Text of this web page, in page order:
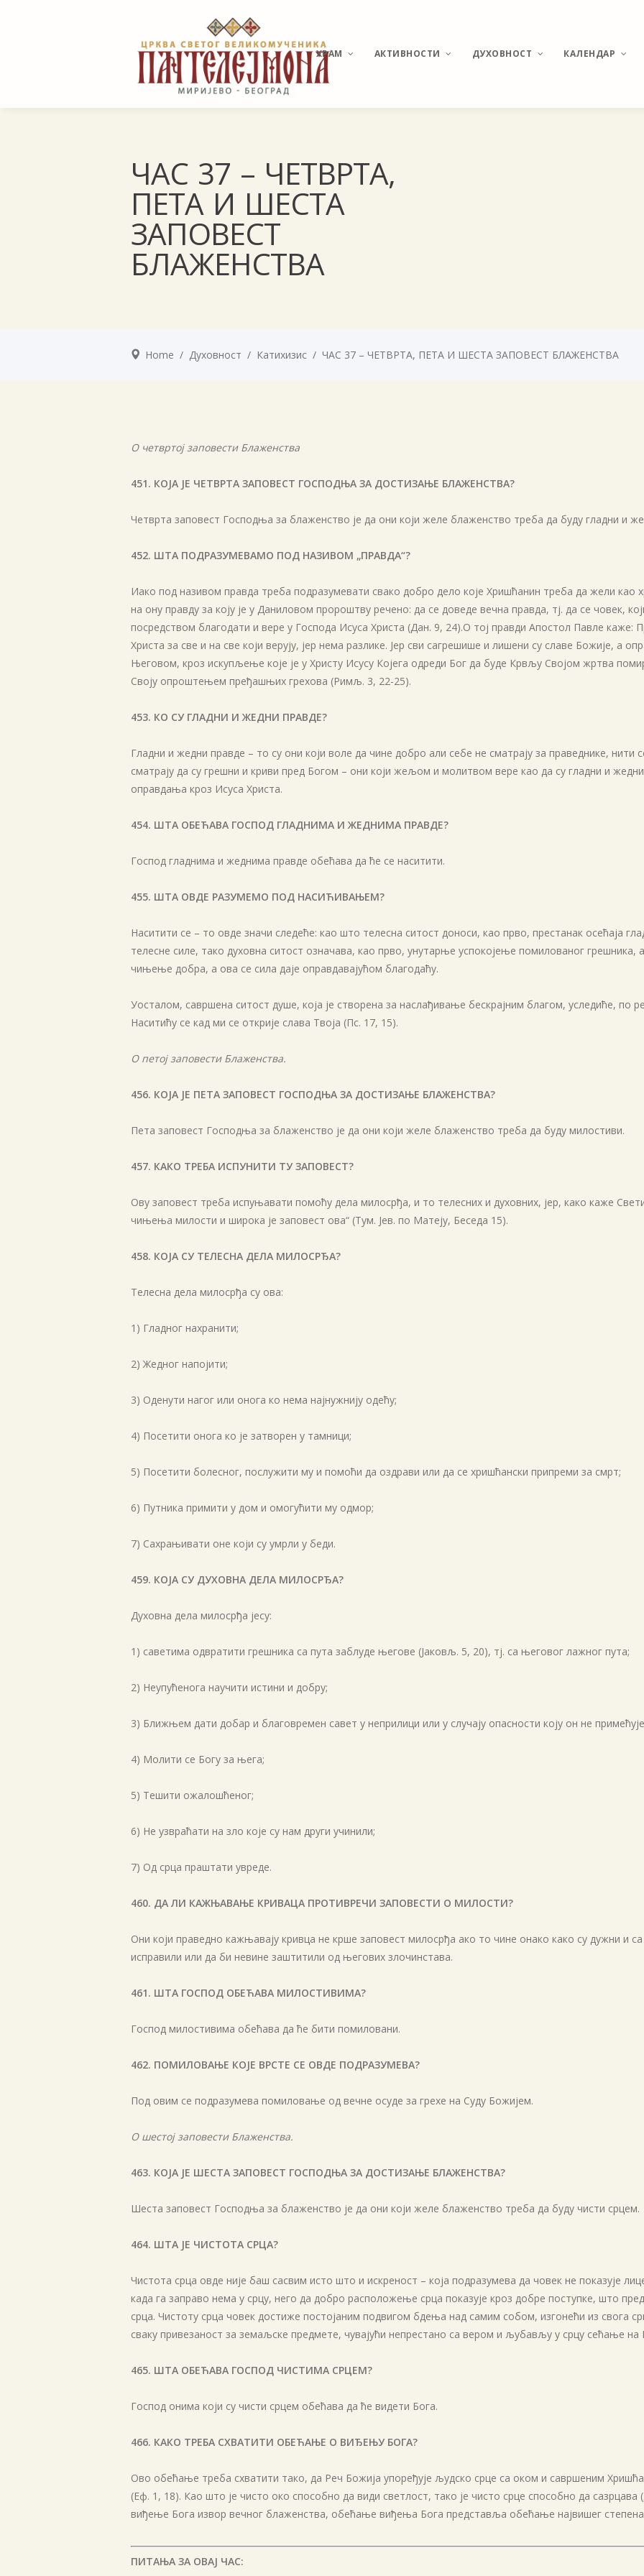
ХРАМ
ХРАМ СВЕТОГ
ВЕЛИКОМУЧЕНИКА
ПАНТЕЛЕЈМОНА
АКТИВНОСТИ ДУХОВНОСТ КАЛЕНДАР
ЧАС 37 – ЧЕТВРТА,
ПЕТА И ШЕСТА
ЗАПОВЕСТ
БЛАЖЕНСТВА
Home / Духовност / Катихизис / ЧАС 37 – ЧЕТВРТА, ПЕТА И ШЕСТА ЗАПОВЕСТ БЛАЖЕНСТВА
О четвртој заповести Блаженства
451. КОЈА ЈЕ ЧЕТВРТА ЗАПОВЕСТ ГОСПОДЊА ЗА ДОСТИЗАЊЕ БЛАЖЕНСТВА?
Четврта заповест Господња за блаженство је да они који желе блаженство треба да буду гладни и
452. ШТА ПОДРАЗУМЕВАМО ПОД НАЗИВОМ „ПРАВДА“?
Иако под називом правда треба подразумевати свако добро дело које Хришћанин треба да жели као
на ону правду за коју је у Даниловом пророштву речено: да се доведе вечна правда, тј. да се човек,
посредством благодати и вере у Господа Исуса Христа (Дан. 9, 24).О тој правди Апостол Павле каже:
Христа за све и на све који верују, јер нема разлике. Јер сви сагрешише и лишени су славе Божије, а
Његовом, кроз искупљење које је у Христу Исусу Којега одреди Бог да буде Крвљу Својом жртва
Своју опроштењем пређашњих грехова (Римљ. 3, 22-25).
453. КО СУ ГЛАДНИ И ЖЕДНИ ПРАВДЕ?
Гладни и жедни правде – то су они који воле да чине добро али себе не сматрају за праведнике, нити
сматрају да су грешни и криви пред Богом – они који жељом и молитвом вере као да су гладни и
оправдања кроз Исуса Христа.
454. ШТА ОБЕЋАВА ГОСПОД ГЛАДНИМА И ЖЕДНИМА ПРАВДЕ?
Господ гладнима и жеднима правде обећава да ће се наситити.
455. ШТА ОВДЕ РАЗУМЕМО ПОД НАСИЋИВАЊЕМ?
Наситити се – то овде значи следеће: као што телесна ситост доноси, као прво, престанак осећаја
телесне силе, тако духовна ситост означава, као прво, унутарње успокојење помилованог грешника,
чињење добра, а ова се сила даје оправдавајућом благодаћу.
Уосталом, савршена ситост душе, која је створена за наслађивање бескрајним благом, уследиће, по
Наситићу се кад ми се открије слава Твоја (Пс. 17, 15).
О петој заповести Блаженства.
456. КОЈА ЈЕ ПЕТА ЗАПОВЕСТ ГОСПОДЊА ЗА ДОСТИЗАЊЕ БЛАЖЕНСТВА?
Пета заповест Господња за блаженство је да они који желе блаженство треба да буду милостиви.
457. КАКО ТРЕБА ИСПУНИТИ ТУ ЗАПОВЕСТ?
Ову заповест треба испуњавати помоћу дела милосрђа, и то телесних и духовних, јер, како каже
чињења милости и широка је заповест ова“ (Тум. Јев. по Матеју, Беседа 15).
458. КОЈА СУ ТЕЛЕСНА ДЕЛА МИЛОСРЂА?
Телесна дела милосрђа су ова:
1) Гладног нахранити;
2) Жедног напојити;
3) Оденути нагог или онога ко нема најнужнију одећу;
4) Посетити онога ко је затворен у тамници;
5) Посетити болесног, послужити му и помоћи да оздрави или да се хришћански припреми за смрт;
6) Путника примити у дом и омогућити му одмор;
7) Сахрањивати оне који су умрли у беди.
459. КОЈА СУ ДУХОВНА ДЕЛА МИЛОСРЂА?
Духовна дела милосрђа јесу:
1) саветима одвратити грешника са пута заблуде његове (Јаковљ. 5, 20), тј. са његовог лажног пута;
2) Неупућенога научити истини и добру;
3) Ближњем дати добар и благовремен савет у неприлици или у случају опасности коју он не
4) Молити се Богу за њега;
5) Тешити ожалошћеног;
6) Не узвраћати на зло које су нам други учинили;
7) Од срца праштати увреде.
460. ДА ЛИ КАЖЊАВАЊЕ КРИВАЦА ПРОТИВРЕЧИ ЗАПОВЕСТИ О МИЛОСТИ?
Они који праведно кажњавају кривца не крше заповест милосрђа ако то чине онако како су дужни и
исправили или да би невине заштитили од његових злочинстава.
461. ШТА ГОСПОД ОБЕЋАВА МИЛОСТИВИМА?
Господ милостивима обећава да ће бити помиловани.
462. ПОМИЛОВАЊЕ КОЈЕ ВРСТЕ СЕ ОВДЕ ПОДРАЗУМЕВА?
Под овим се подразумева помиловање од вечне осуде за грехе на Суду Божијем.
О шестој заповести Блаженства.
463. КОЈА ЈЕ ШЕСТА ЗАПОВЕСТ ГОСПОДЊА ЗА ДОСТИЗАЊЕ БЛАЖЕНСТВА?
Шеста заповест Господња за блаженство је да они који желе блаженство треба да буду чисти срцем.
464. ШТА ЈЕ ЧИСТОТА СРЦА?
Чистота срца овде није баш сасвим исто што и искреност – која подразумева да човек не показује
када га заправо нема у срцу, него да добро расположење срца показује кроз добре поступке, што
срца. Чистоту срца човек достиже постојаним подвигом бдења над самим собом, изгонећи из свога
сваку привезаност за земаљске предмете, чувајући непрестано са вером и љубављу у срцу сећање на
465. ШТА ОБЕЋАВА ГОСПОД ЧИСТИМА СРЦЕМ?
Господ онима који су чисти срцем обећава да ће видети Бога.
466. КАКО ТРЕБА СХВАТИТИ ОБЕЋАЊЕ О ВИЂЕЊУ БОГА?
Ово обећање треба схватити тако, да Реч Божија упоређује људско срце са оком и савршеним
(Еф. 1, 18). Као што је чисто око способно да види светлост, тако је чисто срце способно да
виђење Бога извор вечног блаженства, обећање виђења Бога представља обећање највишег
ПИТАЊА ЗА ОВАЈ ЧАС: